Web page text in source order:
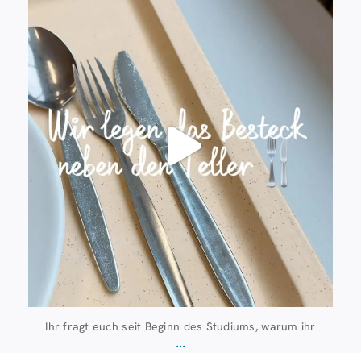
224
Ihr fragt euch seit Beginn des Studiums, warum ihr
...